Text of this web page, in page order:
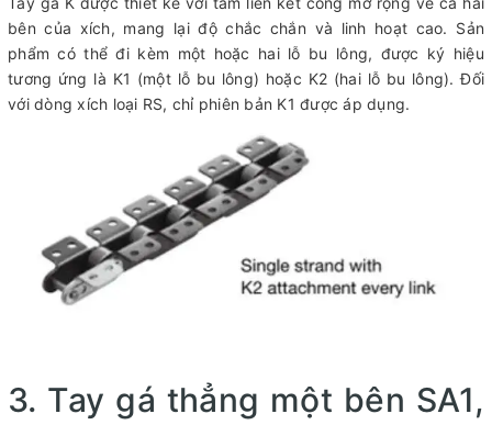
bên của xích, mang lại độ chắc chắn và linh hoạt cao. Sản
phẩm có thể đi kèm một hoặc hai lỗ bu lông, được ký hiệu
tương ứng là K1 (một lỗ bu lông) hoặc K2 (hai lỗ bu lông). Đối
với dòng xích loại RS, chỉ phiên bản K1 được áp dụng.
3. Tay gá thẳng một bên SA1,